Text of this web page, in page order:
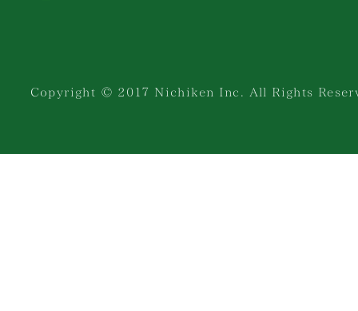
Copyright © 201７ Nichiken Inc. All Rights